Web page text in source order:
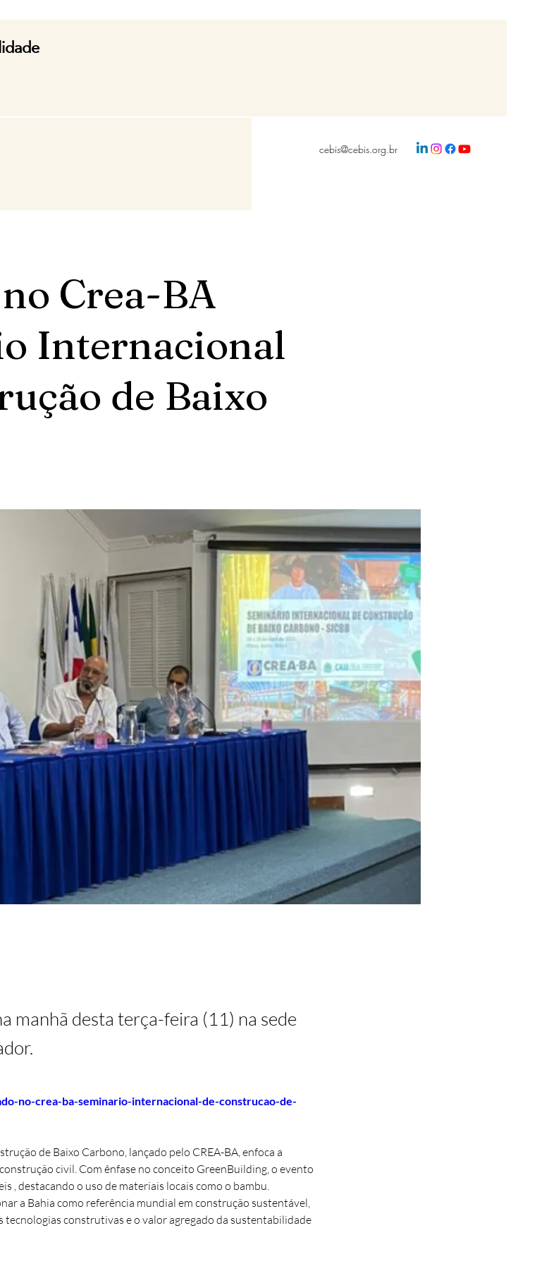
cebis@cebis.org.br
Crea-BA
Internacional
de Baixo
manhã desta terça-feira (11) na sede
no-crea-ba-seminario-internacional-de-construcao-de-
de Baixo Carbono, lançado pelo CREA-BA, enfoca a
civil. Com ênfase no conceito GreenBuilding, o evento
, destacando o uso de materiais locais como o bambu.
a Bahia como referência mundial em construção sustentável,
tecnologias construtivas e o valor agregado da sustentabilidade